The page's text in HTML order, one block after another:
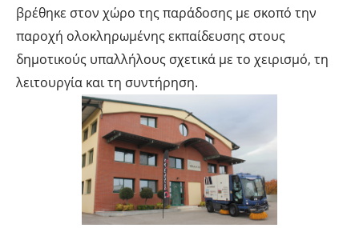
βρέθηκε στον χώρο της παράδοσης με σκοπό την
παροχή ολοκληρωμένης εκπαίδευσης στους
δημοτικούς υπαλλήλους σχετικά με το χειρισμό, τη
λειτουργία και τη συντήρηση.